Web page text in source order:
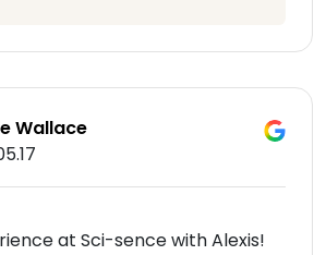
Wallace
at Sci-sence with Alexis!